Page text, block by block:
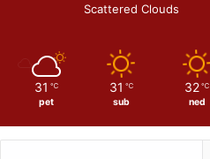
Scattered Clouds
31 ℃
pet
31 ℃
sub
32 ℃
ned